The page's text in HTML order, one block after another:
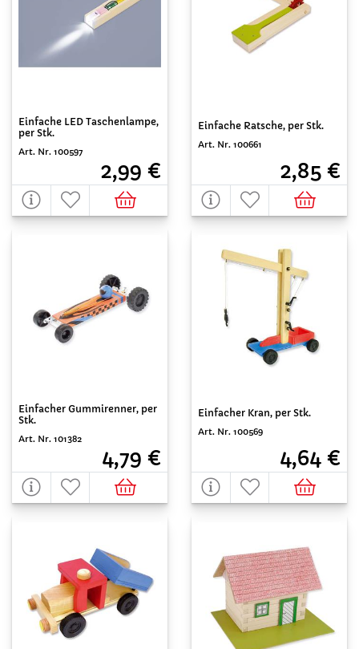
Einfache LED Taschenlampe,
per Stk.
Art. Nr. 100597
2,99 €
Einfache Ratsche, per Stk.
Art. Nr. 100661
2,85 €
Einfacher Gummirenner, per
Stk.
Art. Nr. 101382
4,79 €
Einfacher Kran, per Stk.
Art. Nr. 100569
4,64 €